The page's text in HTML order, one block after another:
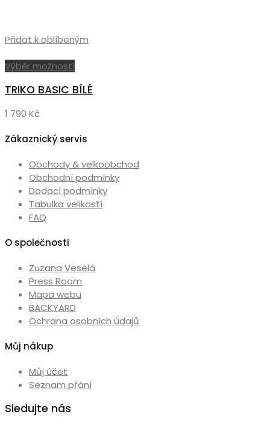
Přidat k oblíbeným
Výběr možnostíTento
má
lze
vybrat
na
stránce
produktu
TRIKO BASIC BÍLÉ
1 790 Kč
Zákaznický servis
Obchody & velkoobchod
Obchodní podmínky
Dodací podmínky
Tabulka velikostí
FAQ
O společnosti
Zuzana Veselá
Press Room
Mapa webu
BACKYARD
Ochrana osobních údajů
Můj nákup
Můj účet
Seznam přání
Sledujte nás